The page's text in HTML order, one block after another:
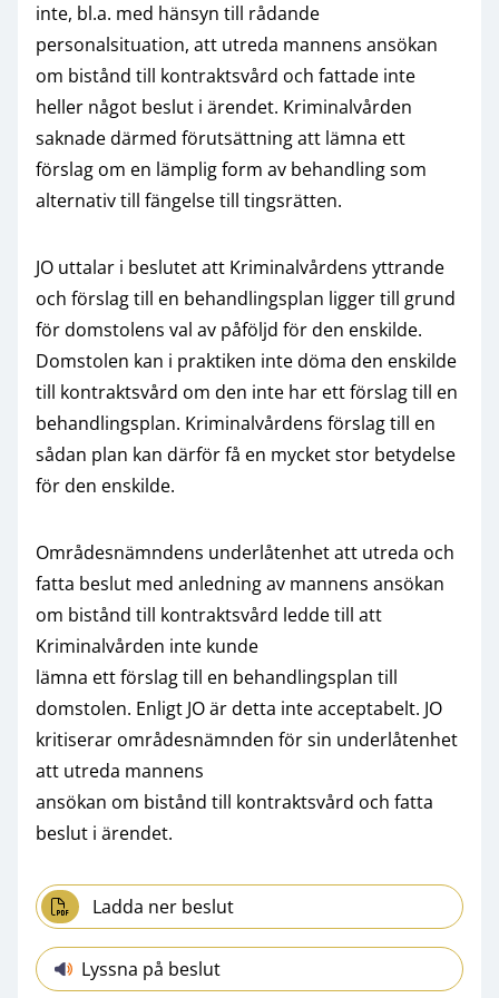
inte, bl.a. med hänsyn till rådande
personalsituation, att utreda mannens ansökan
om bistånd till kontraktsvård och fattade inte
heller något beslut i ärendet. Kriminalvården
saknade därmed förutsättning att lämna ett
förslag om en lämplig form av behandling som
alternativ till fängelse till tingsrätten.
JO uttalar i beslutet att Kriminalvårdens yttrande
och förslag till en behandlingsplan ligger till grund
för domstolens val av påföljd för den enskilde.
Domstolen kan i praktiken inte döma den enskilde
till kontraktsvård om den inte har ett förslag till en
behandlingsplan. Kriminalvårdens förslag till en
sådan plan kan därför få en mycket stor betydelse
för den enskilde.
Områdesnämndens underlåtenhet att utreda och
fatta beslut med anledning av mannens ansökan
om bistånd till kontraktsvård ledde till att
Kriminalvården inte kunde
lämna ett förslag till en behandlingsplan till
domstolen. Enligt JO är detta inte acceptabelt. JO
kritiserar områdesnämnden för sin underlåtenhet
att utreda mannens
ansökan om bistånd till kontraktsvård och fatta
beslut i ärendet.
Ladda ner beslut
Lyssna på beslut